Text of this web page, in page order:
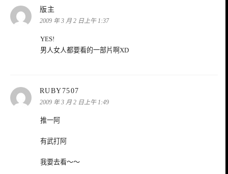
版主
示:
2009 年 3 月 2 日上午 1:37
YES!
男人女人都要看的一部片啊XD
RUBY7507
示:
2009 年 3 月 2 日上午 1:49
推一阿
有武打阿
我要去看～～